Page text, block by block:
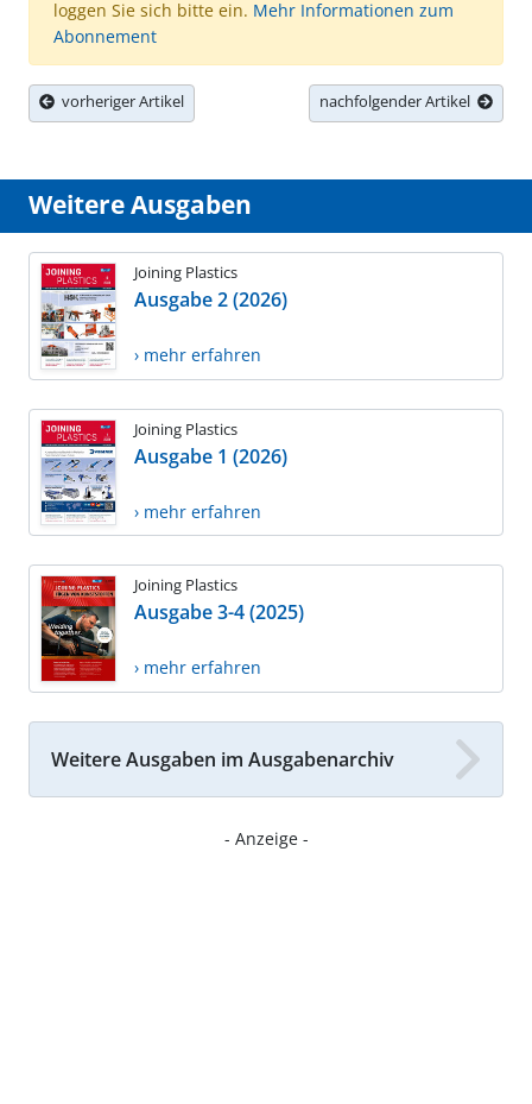
loggen Sie sich bitte ein. Mehr Informationen zum
Abonnement
vorheriger Artikel nachfolgender Artikel
Weitere Ausgaben
Joining Plastics
Ausgabe 2 (2026)
› mehr erfahren
Joining Plastics
Ausgabe 1 (2026)
› mehr erfahren
Joining Plastics
Ausgabe 3-4 (2025)
› mehr erfahren
Weitere Ausgaben im Ausgabenarchiv
- Anzeige -